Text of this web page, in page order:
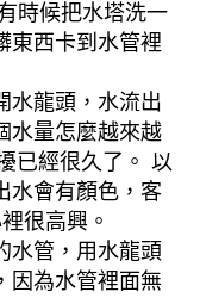
時候把水塔洗一
東西卡到水管裡
水龍頭，水流出
水量怎麼越來越
已經很久了。 以
水會有顏色，客
很高興。
水管，用水龍頭
因為水管裡面無